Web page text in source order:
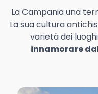
La Campania una
La sua cultura
varietà dei
innamorare